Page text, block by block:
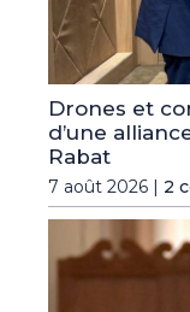
Drones et
d’une
Rabat
7 août 2026 | 2